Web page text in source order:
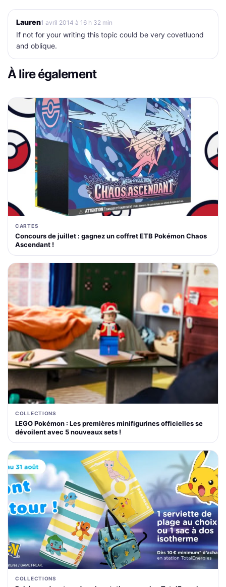
Lauren1 avril 2014 à 16 h 32 min
If not for your writing this topic could be very covetluond
and oblique.
À lire également
CARTES
Concours de juillet : gagnez un coffret ETB Pokémon Chaos
Ascendant !
COLLECTIONS
LEGO Pokémon : Les premières minifigurines officielles se
dévoilent avec 5 nouveaux sets !
COLLECTIONS